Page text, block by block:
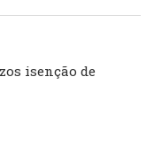
isenção de